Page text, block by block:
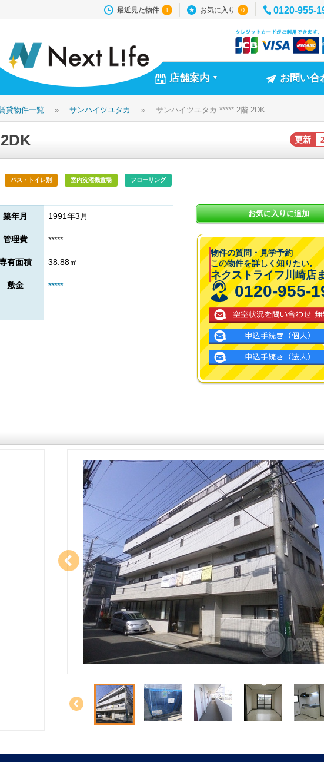
最近見た物件 1 お気に入り 0 0120-955-
店舗案内 ▼ お問い合
貸物件一覧 » サンハイツユタカ » サンハイツユタカ ***** 2階 2DK
更新
バス・トイレ別 室内洗濯機置場 フローリング
築年月 1991年3月
管理費 *****
有面積 38.88㎡
敷金 *****
お気に入りに追加
物件の質問・見学予約
この物件を詳しく知りたい。
ネクストライフ川崎店
0120-955-